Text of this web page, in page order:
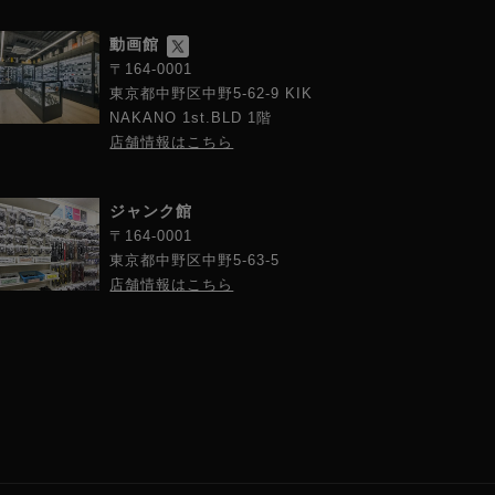
動画館
〒164-0001
東京都中野区中野5-62-9 KIK
NAKANO 1st.BLD 1階
店舗情報はこちら
ジャンク館
〒164-0001
東京都中野区中野5-63-5
店舗情報はこちら